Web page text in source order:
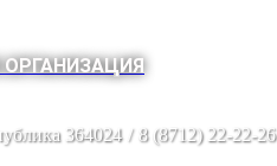
364024 / 8 (8712) 22-22-26